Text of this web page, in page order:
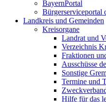
BayernPortal
Bürgerserviceportal
Landkreis und Gemeinden
Kreisorgane
Landrat und
Verzeichnis
Fraktionen
Ausschüsse
Sonstige
Termine und
Hilfe für das